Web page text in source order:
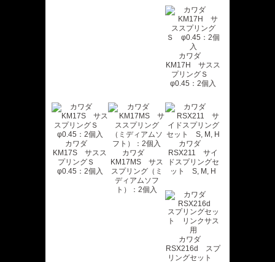
カワダ
KM17H サスス
プリングＳ
φ0.45：2個入
カワダ
KM17S サスス
プリングＳ
φ0.45：2個入
カワダ
KM17MS サス
スプリング（ミ
ディアムソフ
ト）：2個入
カワダ
RSX211 サイ
ドスプリングセ
ット S, M, H
カワダ
RSX216d スプ
リングセット